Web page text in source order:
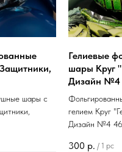
шары с
Гелиевые
шары Круг
Дизайн №4
гелием Круг
Дизайн №4
300 р. / 1 pc